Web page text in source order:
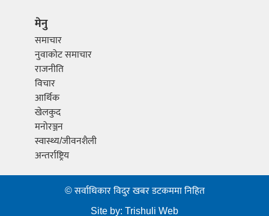
मेनु
समाचार
नुवाकोट समाचार
राजनीति
विचार
आर्थिक
खेलकुद
मनोरञ्जन
स्वास्थ्य/जीवनशैली
अन्तर्राष्ट्रिय
© सर्वाधिकार विदुर खबर डटकममा निहित
Site by:Trishuli Web